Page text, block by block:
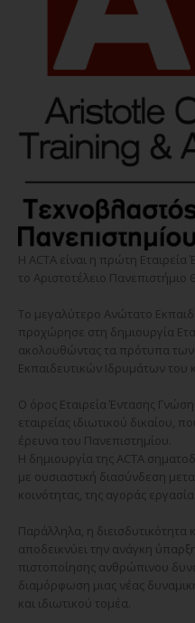
Η ACTA είναι η πρώτη
το Αριστοτέλειο Πανεπιστήμιο
Το μεγαλύτερο Ανώτατο
προχώρησε στη δημιουργία
ακολουθώντας τα πρότυπα
Εκπαιδευτικών Ιδρυμάτων του
Ο όρος Εταιρεία Έντασης
εταιρείας ιδιωτικού δικαίου,
έρευνα του Πανεπιστημίου.
Η δημιουργία της ACTA
με ουσιαστική διασύνδεση
κοινότητας, της αγοράς
Παράλληλα, η διεισδυτικότητα
αποδεικνύει την ανάγκη
πιστοποίησης ανθρώπινου
διαμόρφωση μιας νέας
και ιδιωτικού τομέα.